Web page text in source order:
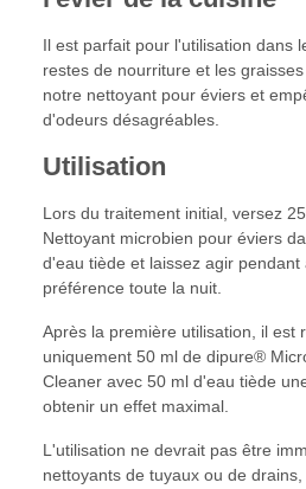
Il est parfait pour l'utilisation dans
restes de nourriture et les
notre nettoyant pour éviers et
d'odeurs désagréables.
Utilisation
Lors du traitement initial, versez
Nettoyant microbien pour éviers
d'eau tiède et laissez agir
préférence toute la nuit.
Après la première utilisation, il est
uniquement 50 ml de dipure®
Cleaner avec 50 ml d'eau tiède
obtenir un effet maximal.
L'utilisation ne devrait pas être
nettoyants de tuyaux ou de